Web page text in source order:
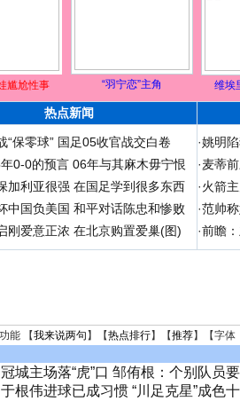
尴尬性事 “羽宁恋”主角 维埃
热点新闻
“保零球” 国足05收官战交白卷
0-0的预言 06年与其麻木毋宁恨
加利亚很强 在国足学到很多东西
中国负美国 和平对话陈忠和惨败
刚爱意正浓 在北京购置爱巢(图)
·姚明
·麦蒂
·火箭
·范帅
·前瞻
能 【我来说两句 】【热点排行】【推荐】【字体
冠城主场落“虎”口 邹侑根：个别队员
于根伟进球已成习惯 “川足克星”成色